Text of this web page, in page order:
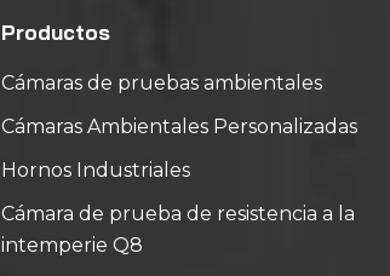
Productos
Cámaras de pruebas ambientales
Cámaras Ambientales Personalizadas
Hornos Industriales
Cámara de prueba de resistencia a la
intemperie Q8